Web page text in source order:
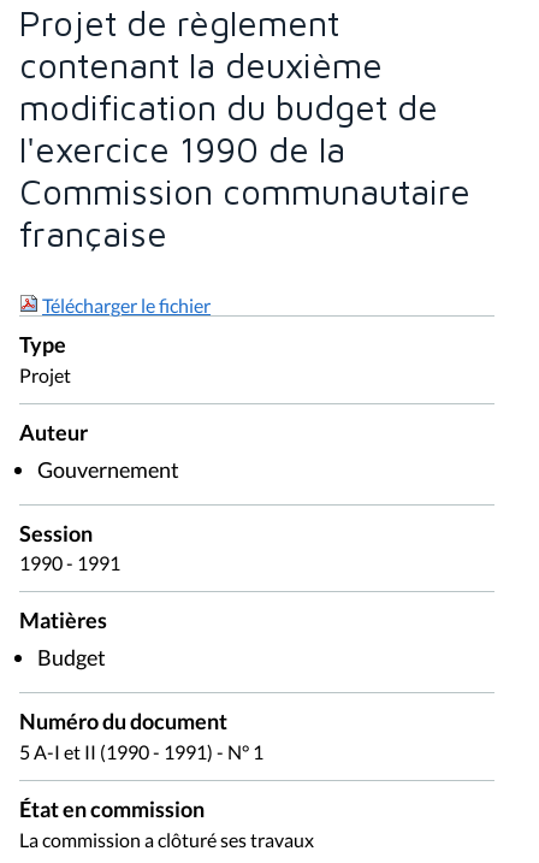
Projet de règlement
contenant la deuxième
modification du budget de
l'exercice 1990 de la
Commission communautaire
française
Télécharger le fichier
Type
Projet
Auteur
Gouvernement
Session
1990 - 1991
Matières
Budget
Numéro du document
5 A-I et II (1990 - 1991) - N° 1
État en commission
La commission a clôturé ses travaux